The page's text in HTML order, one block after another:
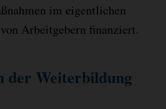
im eigentlichen
Arbeitgebern finanziert.
der Weiterbildung